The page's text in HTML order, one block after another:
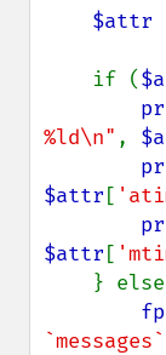
$attr
    if (
%ld\n" ,
$attr [
$attr [